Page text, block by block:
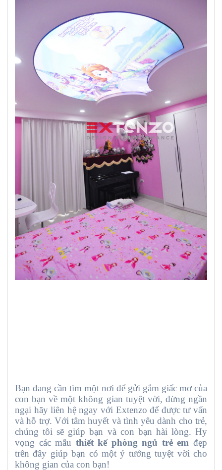
Bạn đang cần tìm một nơi để gửi gắm giấc mơ của
con bạn về một không gian tuyệt vời, đừng ngần
ngại hãy liên hệ ngay với Extenzo để được tư vấn
và hỗ trợ. Với tâm huyết và tình yêu dành cho trẻ,
chúng tôi sẽ giúp bạn và con bạn hài lòng. Hy
vọng các mẫu thiết kế phòng ngủ trẻ em đẹp
trên đây giúp bạn có một ý tưởng tuyệt vời cho
không gian của con bạn!